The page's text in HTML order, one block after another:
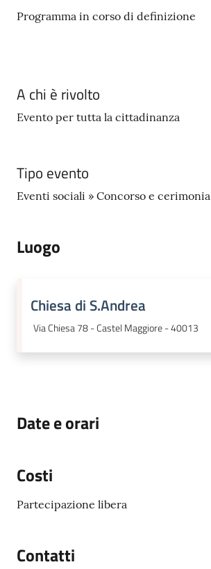
Tutti
su
Programma in corso di definizione
A chi è rivolto
Evento per tutta la cittadinanza
Tipo evento
Eventi sociali » Concorso e cerimonia
Luogo
Chiesa di S.Andrea
Via Chiesa 78 - Castel Maggiore - 40013
Date e orari
Costi
Partecipazione libera
Contatti